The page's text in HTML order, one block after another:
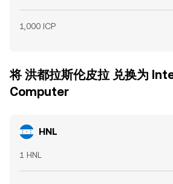
1,000 ICP
将 洪都拉斯伦皮拉 兑换为
Computer
HNL
1 HNL